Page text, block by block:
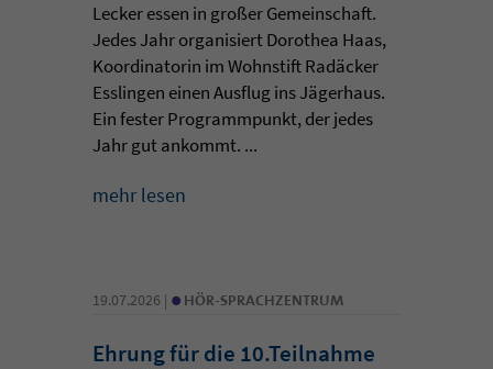
Lecker essen in großer Gemeinschaft.
Jedes Jahr organisiert Dorothea Haas,
Koordinatorin im Wohnstift Radäcker
Esslingen einen Ausflug ins Jägerhaus.
Ein fester Programmpunkt, der jedes
Jahr gut ankommt. ...
mehr lesen
19.07.2026 | • HÖR-SPRACHZENTRUM
Ehrung für die 10.Teilnahme